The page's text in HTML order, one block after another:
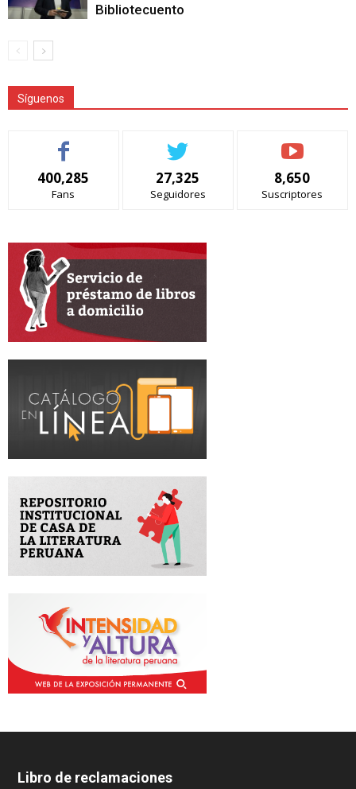
Bibliotecuento
Síguenos
400,285
Fans
27,325
Seguidores
8,650
Suscriptores
Libro de reclamaciones